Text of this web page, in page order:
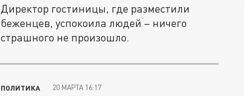
Директор гостиницы, где разместили
беженцев, успокоила людей – ничего
страшного не произошло.
ПОЛИТИКА 20 МАРТА 16:17